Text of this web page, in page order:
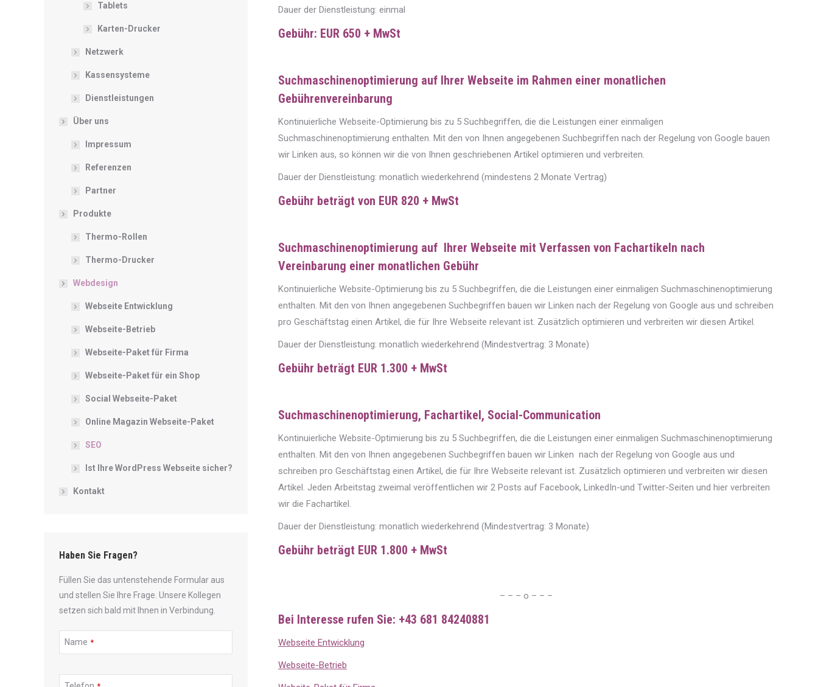
Dauer der Dienstleistung: einmal
Gebühr: EUR 650 + MwSt
Suchmaschinenoptimierung auf Ihrer Webseite im Rahmen einer monatlichen
Gebührenvereinbarung
Kontinuierliche Webseite-Optimierung bis zu 5 Suchbegriffen, die die Leistungen einer einmaligen
Suchmaschinenoptimierung enthalten. Mit den von Ihnen angegebenen Suchbegriffen nach der Regelung von Google bauen
wir Linken aus, so können wir die von Ihnen geschriebenen Artikel optimieren und verbreiten.
Dauer der Dienstleistung: monatlich wiederkehrend (mindestens 2 Monate Vertrag)
Gebühr beträgt von EUR 820 + MwSt
Suchmaschinenoptimierung auf Ihrer Webseite mit Verfassen von Fachartikeln nach
Vereinbarung einer monatlichen Gebühr
Kontinuierliche Website-Optimierung bis zu 5 Suchbegriffen, die die Leistungen einer einmaligen Suchmaschinenoptimierung
enthalten. Mit den von Ihnen angegebenen Suchbegriffen bauen wir Linken nach der Regelung von Google aus und schreiben
pro Geschäftstag einen Artikel, die für Ihre Webseite relevant ist. Zusätzlich optimieren und verbreiten wir diesen Artikel.
Dauer der Dienstleistung: monatlich wiederkehrend (Mindestvertrag: 3 Monate)
Gebühr beträgt EUR 1.300 + MwSt
Suchmaschinenoptimierung, Fachartikel, Social-Communication
Kontinuierliche Website-Optimierung bis zu 5 Suchbegriffen, die die Leistungen einer einmaligen Suchmaschinenoptimierung
enthalten. Mit den von Ihnen angegebenen Suchbegriffen bauen wir Linken nach der Regelung von Google aus und
schreiben pro Geschäftstag einen Artikel, die für Ihre Webseite relevant ist. Zusätzlich optimieren und verbreiten wir diesen
Artikel. Jeden Arbeitstag zweimal veröffentlichen wir 2 Posts auf Facebook, LinkedIn-und Twitter-Seiten und hier verbreiten
wir die Fachartikel.
Dauer der Dienstleistung: monatlich wiederkehrend (Mindestvertrag: 3 Monate)
Gebühr beträgt EUR 1.800 + MwSt
– – – o – – –
Bei Interesse rufen Sie: +43 681 84240881
Webseite Entwicklung
Webseite-Betrieb
Tablets
Karten-Drucker
Netzwerk
Kassensysteme
Dienstleistungen
Über uns
Impressum
Referenzen
Partner
Produkte
Thermo-Rollen
Thermo-Drucker
Webdesign
Webseite Entwicklung
Webseite-Betrieb
Webseite-Paket für Firma
Webseite-Paket für ein Shop
Social Webseite-Paket
Online Magazin Webseite-Paket
SEO
Ist Ihre WordPress Webseite sicher?
Kontakt
Haben Sie Fragen?
Füllen Sie das untenstehende Formular aus
und stellen Sie Ihre Frage. Unsere Kollegen
setzen sich bald mit Ihnen in Verbindung.
Name *
Email